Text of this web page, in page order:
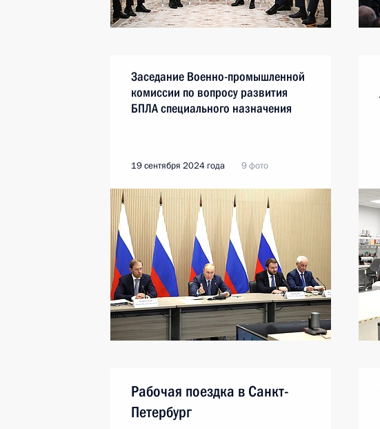
Заседание Военно-промышленной
комиссии по вопросу развития
БПЛА специального назначения
19 сентября 2024 года 9 фото
Рабочая поездка в Санкт-
Петербург